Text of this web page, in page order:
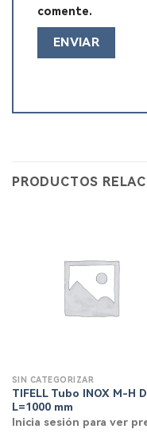
comente.
PRODUCTOS
SIN CATEGORIZAR
TIFELL Tubo INOX M-H
L=1000 mm
Inicia sesión para ver